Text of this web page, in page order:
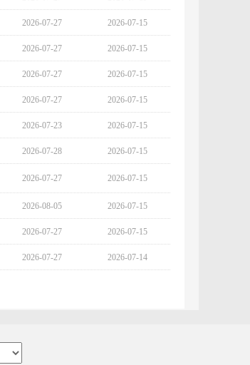
2026-07-27 2026-07-15
2026-07-27 2026-07-15
2026-07-27 2026-07-15
2026-07-27 2026-07-15
2026-07-23 2026-07-15
2026-07-28 2026-07-15
2026-07-27 2026-07-15
2026-08-05 2026-07-15
2026-07-27 2026-07-15
2026-07-27 2026-07-14